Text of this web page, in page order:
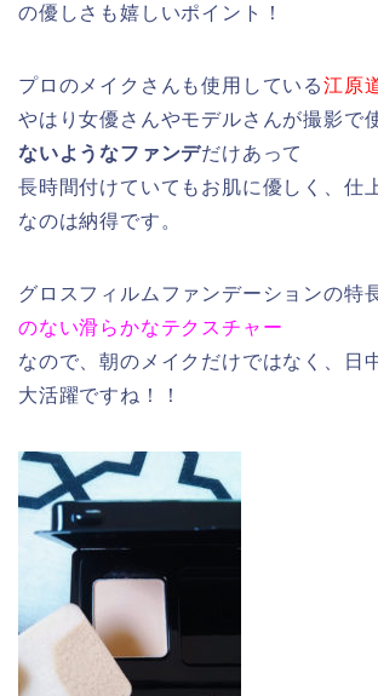
の優しさも嬉しいポイント！
プロのメイクさんも使用している江原
やはり女優さんやモデルさんが撮影で
ないようなファンデだけあって
長時間付けていてもお肌に優しく、仕
なのは納得です。
グロスフィルムファンデーションの特
のない滑らかなテクスチャー
なので、朝のメイクだけではなく、日
大活躍ですね！！